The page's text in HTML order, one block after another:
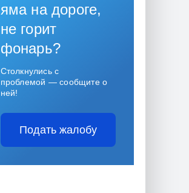
яма на дороге,
не горит
фонарь?
Столкнулись с
проблемой — сообщите о
ней!
Подать жалобу